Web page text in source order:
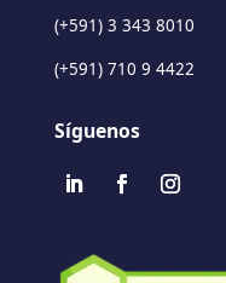
(+591) 3 343 8010
(+591) 710 9 4422
Síguenos